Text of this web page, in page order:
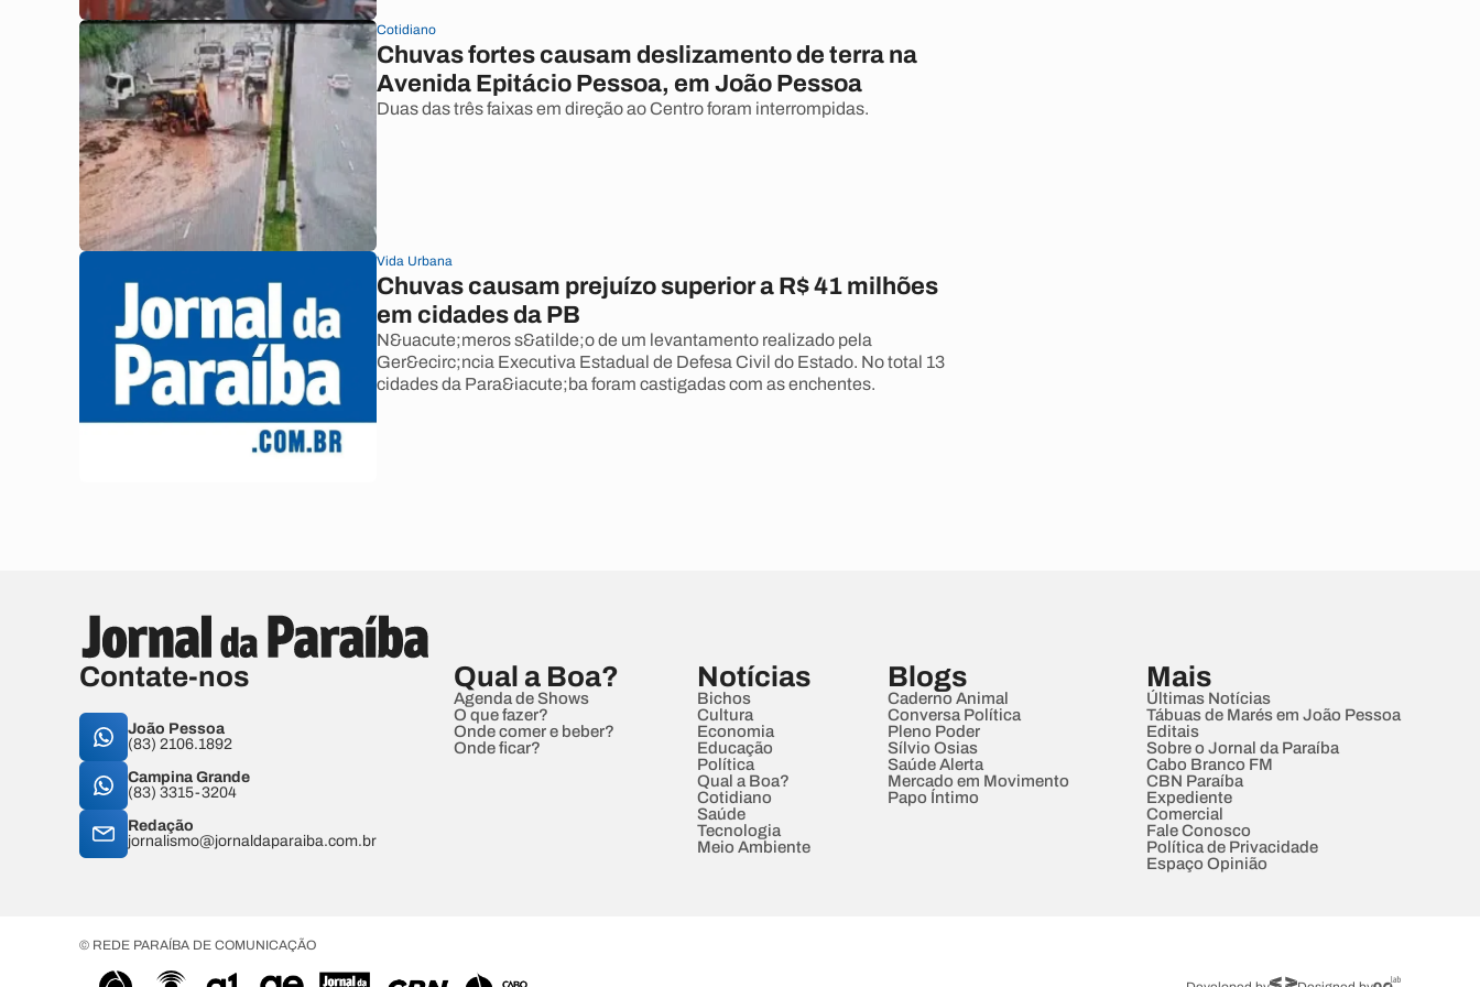
Cotidiano
Chuvas fortes causam deslizamento de terra na
Avenida Epitácio Pessoa, em João Pessoa
Duas das três faixas em direção ao Centro foram interrompidas.
Vida Urbana
Chuvas causam prejuízo superior a R$ 41 milhões
em cidades da PB
N&uacute;meros s&atilde;o de um levantamento realizado pela
Ger&ecirc;ncia Executiva Estadual de Defesa Civil do Estado. No total 13
cidades da Para&iacute;ba foram castigadas com as enchentes.
Contate-nos
João Pessoa
(83) 2106.1892
Campina Grande
(83) 3315-3204
Redação
jornalismo@jornaldaparaiba.com.br
Qual a Boa?
Agenda de Shows
O que fazer?
Onde comer e beber?
Onde ficar?
Notícias
Bichos
Cultura
Economia
Educação
Política
Qual a Boa?
Cotidiano
Saúde
Tecnologia
Meio Ambiente
Blogs
Caderno Animal
Conversa Política
Pleno Poder
Sílvio Osias
Saúde Alerta
Mercado em Movimento
Papo Íntimo
Mais
Últimas Notícias
Tábuas de Marés em João Pessoa
Editais
Sobre o Jornal da Paraíba
Cabo Branco FM
CBN Paraíba
Expediente
Comercial
Fale Conosco
Política de Privacidade
Espaço Opinião
© REDE PARAÍBA DE COMUNICAÇÃO